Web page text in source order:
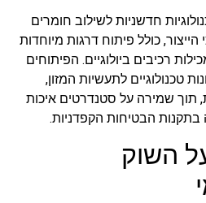
חדשניות לשילוב חומרים
כולל פיתוח דרגות מיוחדות
רכיבים ביולוגיים. הפיתוחים
טכנולוגיים לתעשיות המזון,
תוך שמירה על סטנדרטים איכות
בתקנות הבטיחות הקפדניות.
השוק